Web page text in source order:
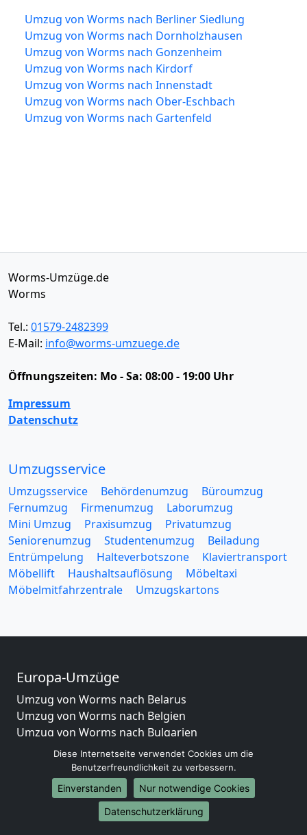
Umzug von Worms nach Berliner Siedlung
Umzug von Worms nach Dornholzhausen
Umzug von Worms nach Gonzenheim
Umzug von Worms nach Kirdorf
Umzug von Worms nach Innenstadt
Umzug von Worms nach Ober-Eschbach
Umzug von Worms nach Gartenfeld
Worms-Umzüge.de
Worms
Tel.: 01579-2482399
E-Mail: info@worms-umzuege.de
Öffnungszeiten: Mo - Sa: 08:00 - 19:00 Uhr
Impressum
Datenschutz
Umzugsservice
Umzugsservice Behördenumzug
Büroumzug
Fernumzug
Firmenumzug
Laborumzug
Mini Umzug
Praxisumzug
Privatumzug
Seniorenumzug
Studentenumzug
Beiladung
Entrümpelung
Halteverbotszone
Klaviertransport
Möbellift
Haushaltsauflösung
Möbeltaxi
Möbelmitfahrzentrale
Umzugskartons
Europa-Umzüge
Umzug von Worms nach Belarus
Umzug von Worms nach Belgien
Umzug von Worms nach Bulgarien
Umzug von Worms nach Dänemark
Umzug von Worms nach England
Umzug von Worms nach Portugal
Umzug von Worms nach Bosnien und Herzegowina
Umzug von Worms nach Irland
Diese Internetseite verwendet Cookies um die
Benutzerfreundlichkeit zu verbessern.
Einverstanden
Nur notwendige Cookies
Datenschutzerklärung